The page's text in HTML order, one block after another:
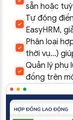
sẵn hoặc
Tự động
EasyHRM,
Phân loại
thời vụ...)
Quản lý phụ
đồng trên